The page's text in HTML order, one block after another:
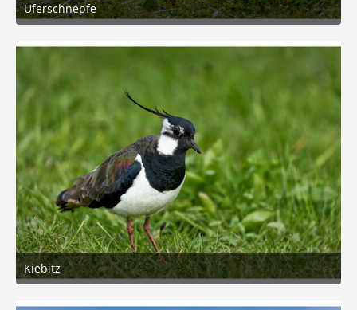
Uferschnepfe
6. Mai 2026 um 11:25
Kiebitz
6. Mai 2026 um 11:12